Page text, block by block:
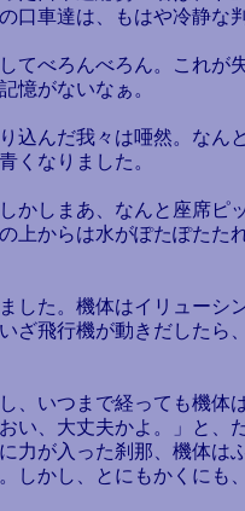
車達は、もはや冷静な
べろんべろん。これが
憶がないなぁ。
んだ我々は唖然。なん
くなりました。
しまあ、なんと座席ピ
上からは水がぽたぽたた
た。機体はイリューシ
ざ飛行機が動きだした
いつまで経っても機体
い、大丈夫かよ。」と
力が入った刹那、機体
しかし、とにもかくにも